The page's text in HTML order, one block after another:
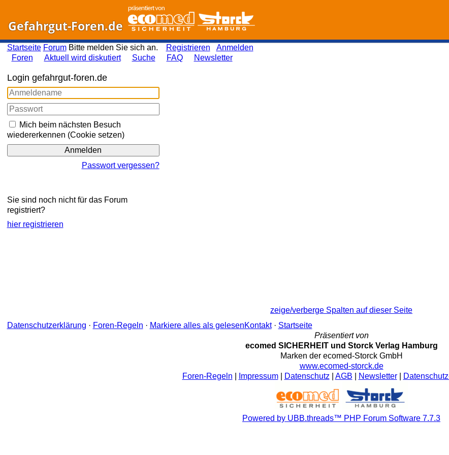
Gefahrgut-Foren.de
Registrieren Anmelden
Startseite Forum Bitte melden Sie sich an.
Foren
Aktuell wird diskutiert Suche FAQ Newsletter
Login gefahrgut-foren.de
Mich beim nächsten Besuch
wiedererkennen (Cookie setzen)
Passwort vergessen?
Sie sind noch nicht für das Forum
registriert?
hier registrieren
zeige/verberge Spalten auf dieser Seite
Datenschutzerklärung · Foren-Regeln · Markiere alles als gelesenKontakt· Startseite
Präsentiert von
ecomed SICHERHEIT und Storck Verlag Hamburg
Marken der ecomed-Storck GmbH
www.ecomed-storck.de
Foren-Regeln
Impressum| Datenschutz AGB Newsletter|
Powered by UBB.threads™ PHP Forum Software 7.7.3